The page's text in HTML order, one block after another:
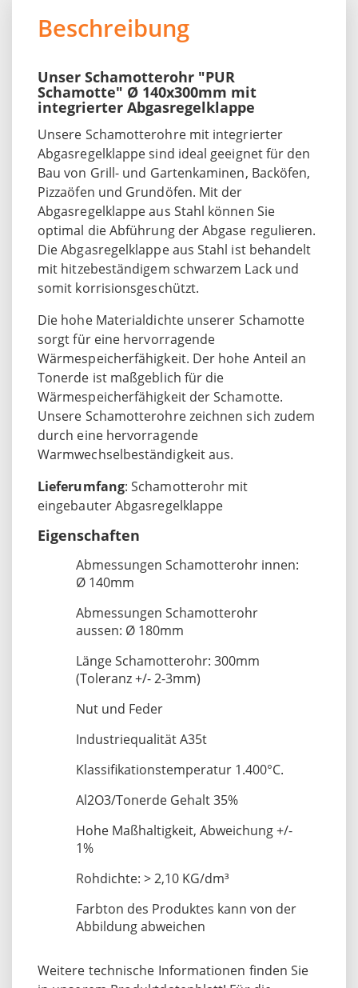
Beschreibung
Unser Schamotterohr "PUR
Schamotte" Ø 140x300mm mit
integrierter Abgasregelklappe
Unsere Schamotterohre mit integrierter
Abgasregelklappe sind ideal geeignet für den
Bau von Grill- und Gartenkaminen, Backöfen,
Pizzaöfen und Grundöfen. Mit der
Abgasregelklappe aus Stahl können Sie
optimal die Abführung der Abgase regulieren.
Die Abgasregelklappe aus Stahl ist behandelt
mit hitzebeständigem schwarzem Lack und
somit korrisionsgeschützt.
Die hohe Materialdichte unserer Schamotte
sorgt für eine hervorragende
Wärmespeicherfähigkeit. Der hohe Anteil an
Tonerde ist maßgeblich für die
Wärmespeicherfähigkeit der Schamotte.
Unsere Schamotterohre zeichnen sich zudem
durch eine hervorragende
Warmwechselbeständigkeit aus.
Lieferumfang: Schamotterohr mit
eingebauter Abgasregelklappe
Eigenschaften
Abmessungen Schamotterohr innen:
Ø 140mm
Abmessungen Schamotterohr
aussen: Ø 180mm
Länge Schamotterohr: 300mm
(Toleranz +/- 2-3mm)
Nut und Feder
Industriequalität A35t
Klassifikationstemperatur 1.400°C.
Al2O3/Tonerde Gehalt 35%
Hohe Maßhaltigkeit, Abweichung +/-
1%
Rohdichte: > 2,10 KG/dm³
Farbton des Produktes kann von der
Abbildung abweichen
Weitere technische Informationen finden Sie